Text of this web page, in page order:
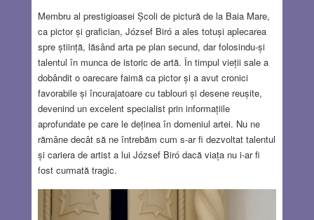
Membru al prestigioasei Școli de pictură de la Baia Mare,
ca pictor și grafician, József Biró a ales totuși aplecarea
spre știință, lăsând arta pe plan secund, dar folosindu-și
talentul în munca de istoric de artă. În timpul vieții sale a
dobândit o oarecare faimă ca pictor și a avut cronici
favorabile și încurajatoare cu tablouri și desene reușite,
devenind un excelent specialist prin informațiile
aprofundate pe care le deținea în domeniul artei. Nu ne
rămâne decât să ne întrebăm cum s-ar fi dezvoltat talentul
și cariera de artist a lui József Biró dacă viața nu i-ar fi
fost curmată tragic.